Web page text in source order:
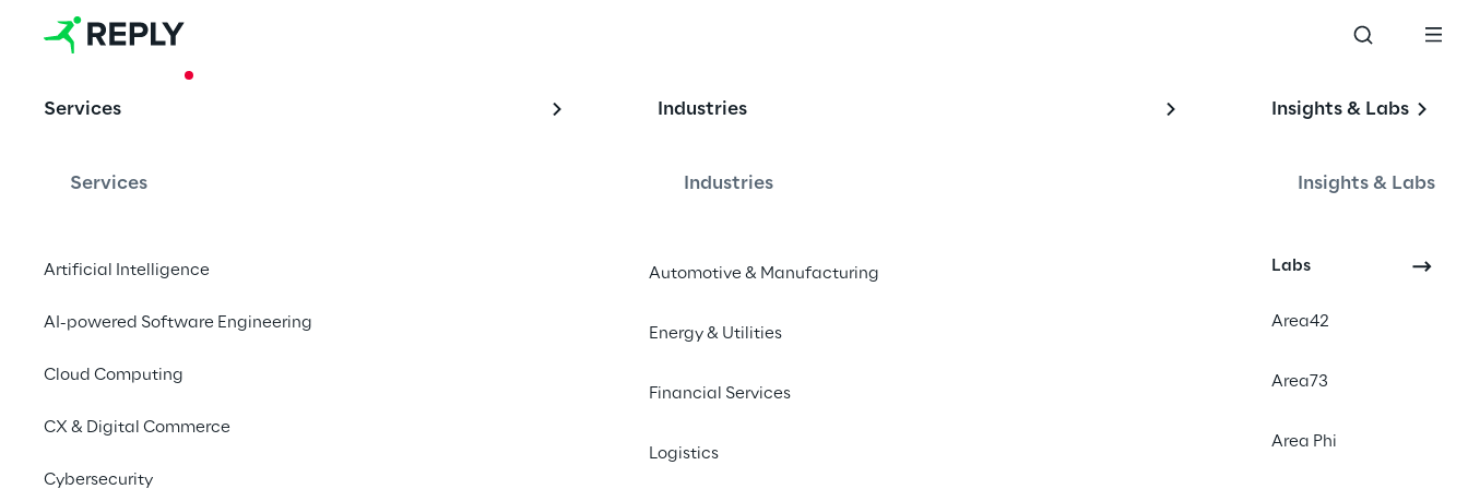
Services
Services
Artificial Intelligence
AI-powered Software Engineering
Cloud Computing
CX & Digital Commerce
Cybersecurity
Industries
Industries
Automotive & Manufacturing
Energy & Utilities
Financial Services
Logistics
Insights & Labs
Insights & Labs
Labs
Area42
Area73
Area Phi
Hörmann Group: 10 dias para
de colaboração baseada na web